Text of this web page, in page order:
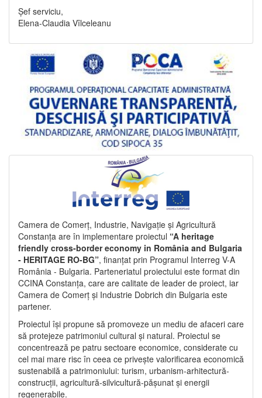
Șef serviciu,
Elena-Claudia Vîlceleanu
Camera de Comerț, Industrie, Navigație și Agricultură
Constanța are în implementare proiectul “A heritage
friendly cross-border economy in România and Bulgaria
- HERITAGE RO-BG”, finanțat prin Programul Interreg V-A
România - Bulgaria. Parteneriatul proiectului este format din
CCINA Constanța, care are calitate de leader de proiect, iar
Camera de Comerț și Industrie Dobrich din Bulgaria este
partener.
Proiectul își propune să promoveze un mediu de afaceri care
să protejeze patrimoniul cultural și natural. Proiectul se
concentrează pe patru sectoare economice, considerate cu
cel mai mare risc în ceea ce privește valorificarea economică
sustenabilă a patrimoniului: turism, urbanism-arhitectură-
construcții, agricultură-silvicultură-pășunat și energii
regenerabile.